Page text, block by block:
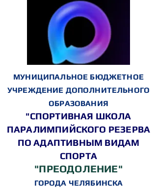
МУНИЦИПАЛЬНОЕ БЮДЖЕТНОЕ
УЧРЕЖДЕНИЕ ДОПОЛНИТЕЛЬНОГО
ОБРАЗОВАНИЯ
"СПОРТИВНАЯ ШКОЛА
ПАРАЛИМПИЙСКОГО РЕЗЕРВА
ПО АДАПТИВНЫМ ВИДАМ
СПОРТА
"ПРЕОДОЛЕНИЕ"
ГОРОДА ЧЕЛЯБИНСКА